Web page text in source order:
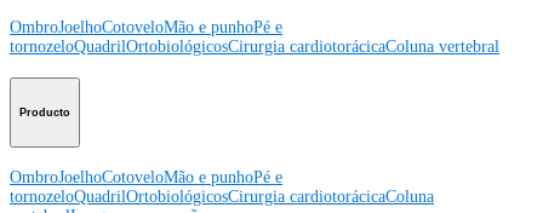
OmbroJoelhoCotoveloMão e punhoPé e
tornozeloQuadrilOrtobiológicosCirurgia cardiotorácicaColuna vertebral
Producto
OmbroJoelhoCotoveloMão e punhoPé e
tornozeloQuadrilOrtobiológicosCirurgia cardiotorácicaColuna